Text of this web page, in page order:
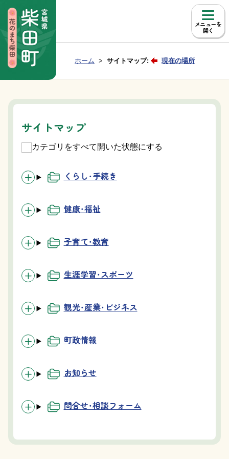
メニュー
Group NAV 現在位置：
ホーム サイトマップ: 現在の場所
サイトマップ
カテゴリをすべて開いた状態にする
くらし・手続き
健康・福祉
子育て・教育
生涯学習・スポーツ
観光・産業・ビジネス
町政情報
お知らせ
問合せ・相談フォーム